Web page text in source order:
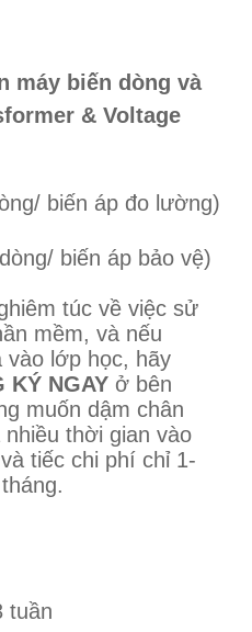
máy biến dòng và
& Voltage
biến áp đo lường)
biến áp bảo vệ)
túc về việc sử
mềm, và nếu
vào lớp học, hãy
KÝ NGAY ở bên
muốn dậm chân
thời gian vào
tiếc chi phí chỉ 1-
tuần